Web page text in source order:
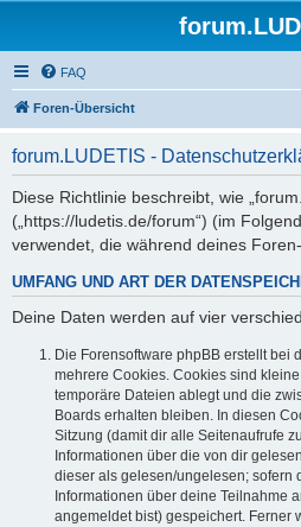
FAQ
Foren-Übersicht
forum.LUDETIS -
Diese Richtlinie beschreibt, wie
(„https://ludetis.de/forum“) (im
verwendet, die während deines
UMFANG UND ART DER
Deine Daten werden auf vier
Die Forensoftware phpBB erstellt bei
mehrere Cookies. Cookies sind
temporäre Dateien ablegt und die
Boards erhalten bleiben. In diesen
Sitzung (damit dir alle Seitenaufrufe
Informationen über die von dir
dieser als gelesen/ungelesen; sofern
Informationen über deine Teilnahme
angemeldet bist) gespeichert. Ferner